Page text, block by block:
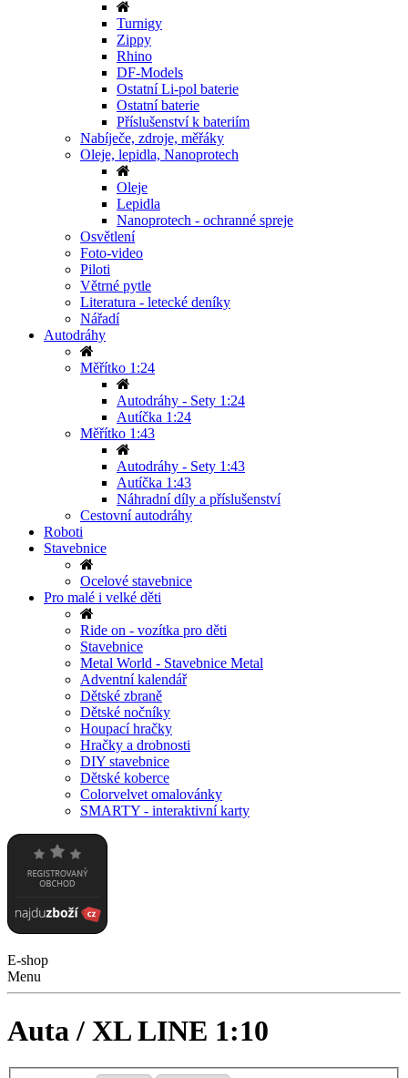
Turnigy
Zippy
Rhino
DF-Models
Ostatní Li-pol baterie
Ostatní baterie
Příslušenství k bateriím
Nabíječe, zdroje, měřáky
Oleje, lepidla, Nanoprotech
Oleje
Lepidla
Nanoprotech - ochranné spreje
Osvětlení
Foto-video
Piloti
Větrné pytle
Literatura - letecké deníky
Nářadí
Autodráhy
Měřítko 1:24
Autodráhy - Sety 1:24
Autíčka 1:24
Měřítko 1:43
Autodráhy - Sety 1:43
Autíčka 1:43
Náhradní díly a příslušenství
Cestovní autodráhy
Roboti
Stavebnice
Ocelové stavebnice
Pro malé i velké děti
Ride on - vozítka pro děti
Stavebnice
Metal World - Stavebnice Metal
Adventní kalendář
Dětské zbraně
Dětské nočníky
Houpací hračky
Hračky a drobnosti
DIY stavebnice
Dětské koberce
Colorvelvet omalovánky
SMARTY - interaktivní karty
E-shop
Menu
Auta / XL LINE 1:10